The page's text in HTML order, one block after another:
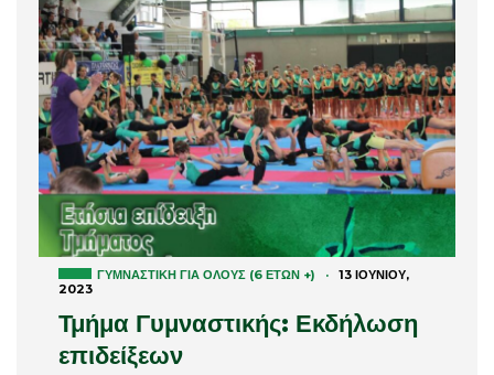
ΓΥΜΝΑΣΤΙΚΉ ΓΙΑ ΌΛΟΥΣ (6 ΕΤΏΝ +) ·
13 ΙΟΥΝΊΟΥ,
2023
Τμήμα Γυμναστικής: Εκδήλωση
επιδείξεων